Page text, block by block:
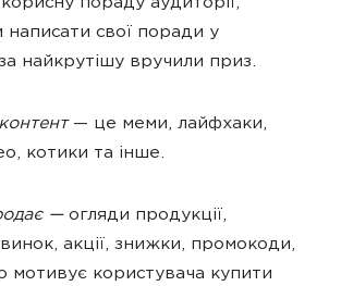
пораду аудиторії,
написати свої поради у
найкрутішу вручили приз.
— це меми, лайфхаки,
котики та інше.
— огляди продукції,
акції, знижки, промокоди,
мотивує користувача купити